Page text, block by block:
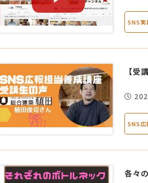
SNS実
【受
SNS広
各々